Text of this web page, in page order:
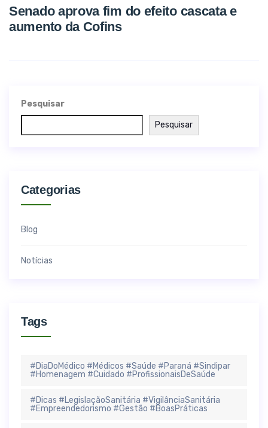
Senado aprova fim do efeito cascata e
aumento da Cofins
Pesquisar
Pesquisar
Categorias
Blog
Notícias
Tags
#DiaDoMédico #Médicos #Saúde #Paraná #Sindipar
#Homenagem #Cuidado #ProfissionaisDeSaúde
#Dicas #LegislaçãoSanitária #VigilânciaSanitária
#Empreendedorismo #Gestão #BoasPráticas